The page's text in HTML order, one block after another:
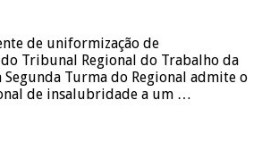
de uniformização de
Tribunal Regional do Trabalho da
Segunda Turma do Regional admite o
de insalubridade a um …